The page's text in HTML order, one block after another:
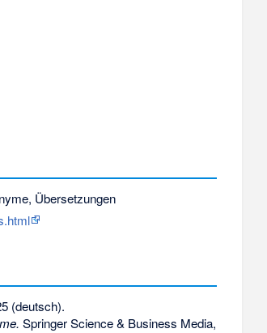
Übersetzungen
(deutsch).
Springer Science & Business Media,